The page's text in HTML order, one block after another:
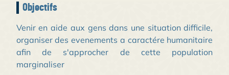
Objectifs
Venir en aide aux gens dans une situation difficile,
organiser des evenements a caractére humanitaire
afin de s'approcher de cette population
marginaliser